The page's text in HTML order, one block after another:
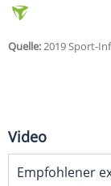
Quelle:2019 Sport-
Video
Empfohlener